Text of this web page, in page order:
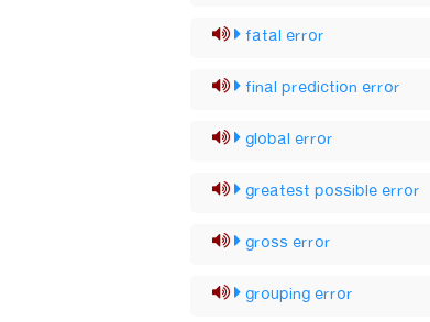
fatal error
final prediction error
global error
greatest possible error
gross error
grouping error